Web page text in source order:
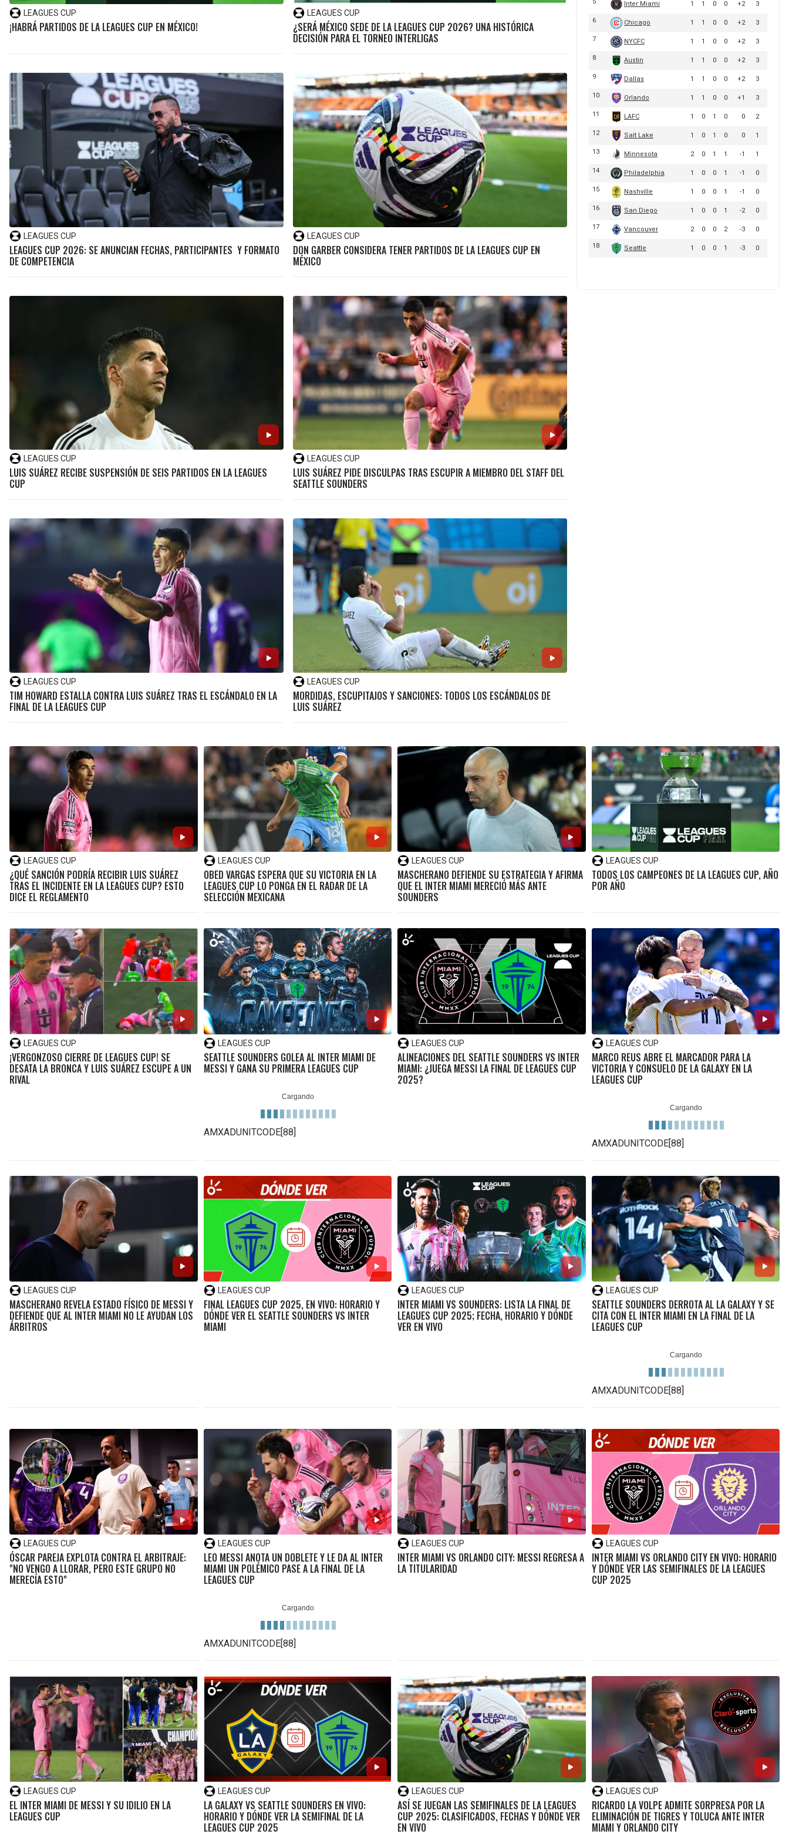
LEAGUES CUP
¡HABRÁ PARTIDOS DE LA LEAGUES CUP EN MÉXICO!
LEAGUES CUP
¿SERÁ MÉXICO SEDE DE LA LEAGUES CUP 2026? UNA HISTÓRICA
DECISIÓN PARA EL TORNEO INTERLIGAS
LEAGUES CUP
LEAGUES CUP 2026: SE ANUNCIAN FECHAS, PARTICIPANTES Y FORMATO
DE COMPETENCIA
LEAGUES CUP
DON GARBER CONSIDERA TENER PARTIDOS DE LA LEAGUES CUP EN
MÉXICO
LEAGUES CUP
LUIS SUÁREZ RECIBE SUSPENSIÓN DE SEIS PARTIDOS EN LA LEAGUES
CUP
LEAGUES CUP
LUIS SUÁREZ PIDE DISCULPAS TRAS ESCUPIR A MIEMBRO DEL STAFF DEL
SEATTLE SOUNDERS
LEAGUES CUP
TIM HOWARD ESTALLA CONTRA LUIS SUÁREZ TRAS EL ESCÁNDALO EN LA
FINAL DE LA LEAGUES CUP
LEAGUES CUP
MORDIDAS, ESCUPITAJOS Y SANCIONES: TODOS LOS ESCÁNDALOS DE
LUIS SUÁREZ
LEAGUES CUP
¿QUÉ SANCIÓN PODRÍA RECIBIR LUIS SUÁREZ
TRAS EL INCIDENTE EN LA LEAGUES CUP? ESTO
DICE EL REGLAMENTO
LEAGUES CUP
OBED VARGAS ESPERA QUE SU VICTORIA EN LA
LEAGUES CUP LO PONGA EN EL RADAR DE LA
SELECCIÓN MEXICANA
LEAGUES CUP
MASCHERANO DEFIENDE SU ESTRATEGIA Y AFIRMA
QUE EL INTER MIAMI MERECIÓ MÁS ANTE
SOUNDERS
LEAGUES CUP
TODOS LOS CAMPEONES DE LA LEAGUES CUP, AÑO
POR AÑO
LEAGUES CUP
¡VERGONZOSO CIERRE DE LEAGUES CUP! SE
DESATA LA BRONCA Y LUIS SUÁREZ ESCUPE A UN
RIVAL
LEAGUES CUP
SEATTLE SOUNDERS GOLEA AL INTER MIAMI DE
MESSI Y GANA SU PRIMERA LEAGUES CUP
AMXADUNITCODE[88]
LEAGUES CUP
ALINEACIONES DEL SEATTLE SOUNDERS VS INTER
MIAMI: ¿JUEGA MESSI LA FINAL DE LEAGUES CUP
2025?
LEAGUES CUP
MARCO REUS ABRE EL MARCADOR PARA LA
VICTORIA Y CONSUELO DE LA GALAXY EN LA
LEAGUES CUP
AMXADUNITCODE[88]
LEAGUES CUP
MASCHERANO REVELA ESTADO FÍSICO DE MESSI Y
DEFIENDE QUE AL INTER MIAMI NO LE AYUDAN LOS
ÁRBITROS
LEAGUES CUP
FINAL LEAGUES CUP 2025, EN VIVO: HORARIO Y
DÓNDE VER EL SEATTLE SOUNDERS VS INTER
MIAMI
LEAGUES CUP
INTER MIAMI VS SOUNDERS: LISTA LA FINAL DE
LEAGUES CUP 2025; FECHA, HORARIO Y DÓNDE
VER EN VIVO
LEAGUES CUP
SEATTLE SOUNDERS DERROTA AL LA GALAXY Y SE
CITA CON EL INTER MIAMI EN LA FINAL DE LA
LEAGUES CUP
AMXADUNITCODE[88]
LEAGUES CUP
ÓSCAR PAREJA EXPLOTA CONTRA EL ARBITRAJE:
"NO VENGO A LLORAR, PERO ESTE GRUPO NO
MERECÍA ESTO"
LEAGUES CUP
LEO MESSI ANOTA UN DOBLETE Y LE DA AL INTER
MIAMI UN POLÉMICO PASE A LA FINAL DE LA
LEAGUES CUP
AMXADUNITCODE[88]
LEAGUES CUP
INTER MIAMI VS ORLANDO CITY: MESSI REGRESA A
LA TITULARIDAD
LEAGUES CUP
INTER MIAMI VS ORLANDO CITY EN VIVO: HORARIO
Y DÓNDE VER LAS SEMIFINALES DE LA LEAGUES
CUP 2025
LEAGUES CUP
EL INTER MIAMI DE MESSI Y SU IDILIO EN LA
LEAGUES CUP
LEAGUES CUP
LA GALAXY VS SEATTLE SOUNDERS EN VIVO:
HORARIO Y DÓNDE VER LA SEMIFINAL DE LA
LEAGUES CUP 2025
LEAGUES CUP
ASÍ SE JUEGAN LAS SEMIFINALES DE LA LEAGUES
CUP 2025: CLASIFICADOS, FECHAS Y DÓNDE VER
EN VIVO
LEAGUES CUP
RICARDO LA VOLPE ADMITE SORPRESA POR LA
ELIMINACIÓN DE TIGRES Y TOLUCA ANTE INTER
MIAMI Y ORLANDO CITY